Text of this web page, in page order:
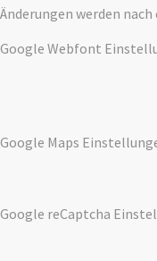
Änderungen werden
Google Webfont
Google Maps
Google reCaptcha